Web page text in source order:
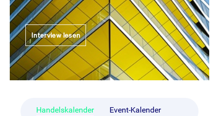
Interview lesen
Handelskalender Event-Kalender